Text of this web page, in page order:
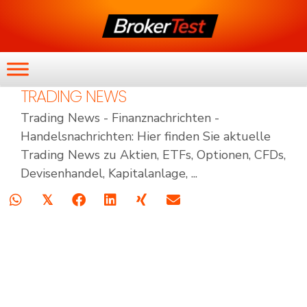
TRADING NEWS
Trading News - Finanznachrichten -
Handelsnachrichten: Hier finden Sie aktuelle
Trading News zu Aktien, ETFs, Optionen, CFDs,
Devisenhandel, Kapitalanlage, ...
𝕏